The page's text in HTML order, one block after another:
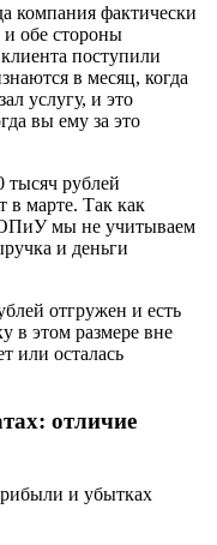
компания фактически
обе стороны
поступили
в месяц, когда
услугу, и это
вы ему за это
тысяч рублей
в марте. Так как
ОПиУ мы не учитываем
и деньги
отгружен и есть
в этом размере вне
или осталась
отличие
и убытках